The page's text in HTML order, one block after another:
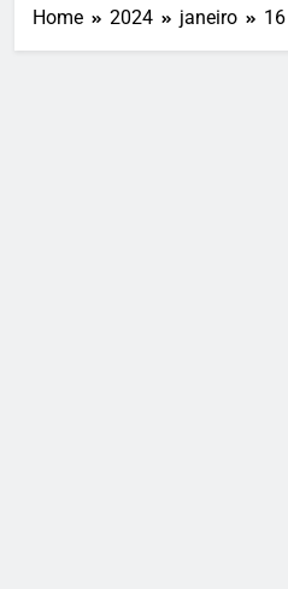
Home 2024 janeiro 16